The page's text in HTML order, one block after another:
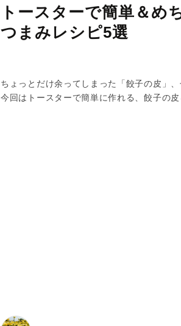
トースターで簡単＆
つまみレシピ5選
ちょっとだけ余ってしまった「餃子の皮」
今回はトースターで簡単に作れる、餃子の